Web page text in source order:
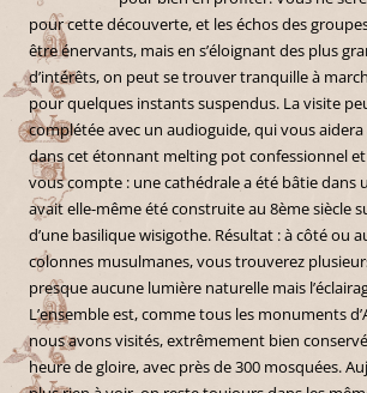
pour cette découverte, et les échos des
être énervants, mais en s’éloignant des plus
d’intérêts, on peut se trouver tranquille à
pour quelques instants suspendus. La visite
complétée avec un audioguide, qui vous
dans cet étonnant melting pot confessionnel
vous compte : une cathédrale a été bâtie dans
avait elle-même été construite au 8ème siècle
d’une basilique wisigothe. Résultat : à côté ou
colonnes musulmanes, vous trouverez
presque aucune lumière naturelle mais
L’ensemble est, comme tous les monuments
nous avons visités, extrêmement bien
heure de gloire, avec près de 300 mosquées.